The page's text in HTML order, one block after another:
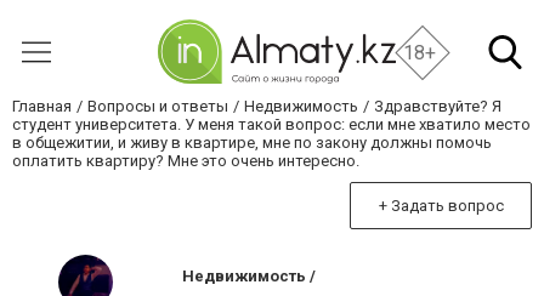
18+
Главная Вопросы и ответы Недвижимость
Здравствуйте? Я
студент университета. У меня такой вопрос: если мне хватило место
в общежитии, и живу в квартире, мне по закону должны помочь
оплатить квартиру? Мне это очень интересно.
+ Задать вопрос
Недвижимость /